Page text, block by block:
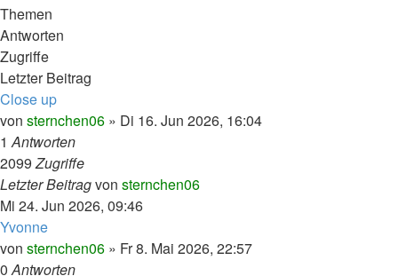
Nächste
Themen
Antworten
Zugriffe
Letzter Beitrag
Close up
von sternchen06 » Di 16. Jun 2026, 16:04
1Antworten
2099Zugriffe
Letzter Beitragvon sternchen06
Mi 24. Jun 2026, 09:46
Yvonne
von sternchen06 » Fr 8. Mai 2026, 22:57
0Antworten